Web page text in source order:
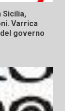
Sicilia,
Varrica
governo